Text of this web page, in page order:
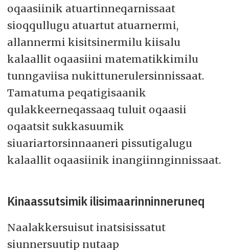
oqaasiinik atuartinneqarnissaat
sioqqullugu atuartut atuarnermi,
allannermi kisitsinermilu kiisalu
kalaallit oqaasiini matematikkimilu
tunngaviisa nukittunerulersinnissaat.
Tamatuma peqatigisaanik
qulakkeerneqassaaq tuluit oqaasii
oqaatsit sukkasuumik
siuariartorsinnaaneri pissutigalugu
kalaallit oqaasiinik inangiinnginnissaat.
Kinaassutsimik ilisimaarinninneruneq
Naalakkersuisut inatsisissatut
siunnersuutip nutaap